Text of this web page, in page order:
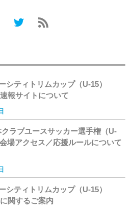
シティトリムカップ（U-15）
報サイトについて
ラブユースサッカー選手権（U-
場アクセス／応援ルールについて
シティトリムカップ（U-15）
関するご案内